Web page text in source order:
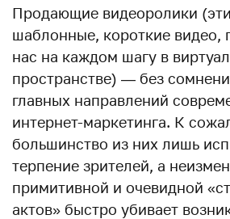
Продающие видеоролики
шаблонные, короткие
нас на каждом шагу в
пространстве) — без
главных направлений
интернет-маркетинга. К
большинство из них лишь
терпение зрителей, а
примитивной и очевидной
актов» быстро убивает